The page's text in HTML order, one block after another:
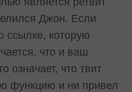
Джон. Если
ссылке, которую
что и ваш
означает, что твит
функцию и ни привел